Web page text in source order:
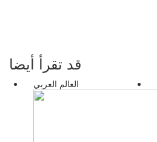
قد تقرأ أيضا
العالم العربي